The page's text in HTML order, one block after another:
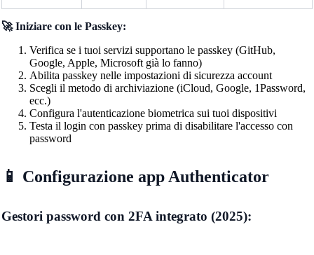
🚀 Iniziare con le Passkey:
Verifica se i tuoi servizi supportano le passkey (GitHub,
Google, Apple, Microsoft già lo fanno)
Abilita passkey nelle impostazioni di sicurezza account
Scegli il metodo di archiviazione (iCloud, Google, 1Password,
ecc.)
Configura l'autenticazione biometrica sui tuoi dispositivi
Testa il login con passkey prima di disabilitare l'accesso con
password
📱 Configurazione app Authenticator
Gestori password con 2FA integrato (2025):